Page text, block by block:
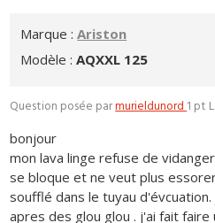
Marque :Ariston
Modèle :AQXXL 125
Question posée parmurieldunord1 pt
bonjour
mon lava linge refuse de
se bloque et ne veut plus
soufflé dans le tuyau
apres des glou glou . j'ai fait faire